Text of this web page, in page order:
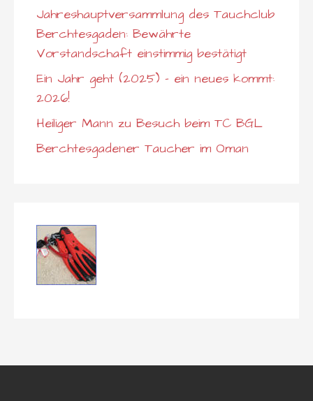
Jahreshauptversammlung des Tauchclub
Berchtesgaden: Bewährte
Vorstandschaft einstimmig bestätigt
Ein Jahr geht (2025) – ein neues kommt:
2026!
Heiliger Mann zu Besuch beim TC BGL
Berchtesgadener Taucher im Oman